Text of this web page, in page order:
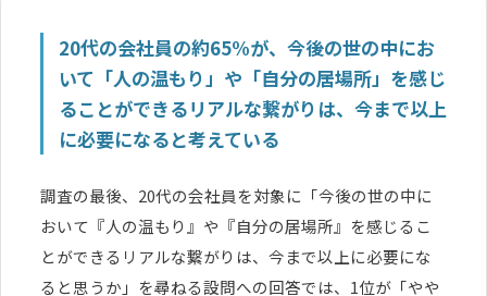
20代の会社員の約65%が、今後の世の中にお
いて「人の温もり」や「自分の居場所」を感じ
ることができるリアルな繋がりは、今まで以上
に必要になると考えている
調査の最後、20代の会社員を対象に「今後の世の中に
おいて『人の温もり』や『自分の居場所』を感じるこ
とができるリアルな繋がりは、今まで以上に必要にな
ると思うか」を尋ねる設問への回答では、1位が「やや